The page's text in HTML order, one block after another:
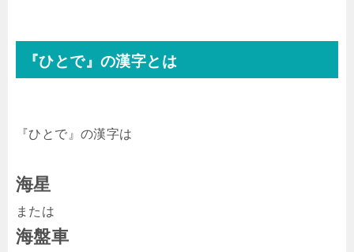
『ひとで』の漢字とは
『ひとで』の漢字は
海星
または
海盤車